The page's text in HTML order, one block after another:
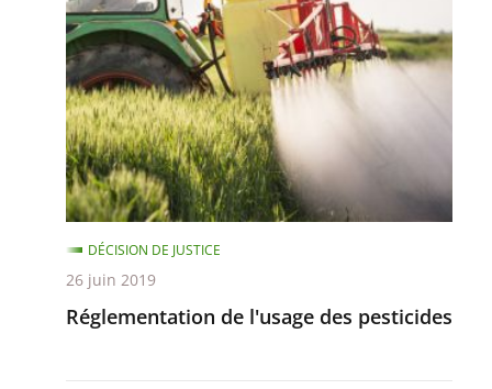
de
l'usage
des
pesticides
Réglementation de l'usage des pesticides
DÉCISION DE JUSTICE
26 juin 2019